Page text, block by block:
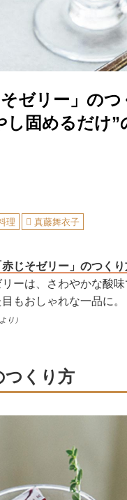
ゼリー」の
し固めるだけ
理 真藤舞衣子
赤じそゼリー」のつく
ーは、さわやかな酸
もおしゃれな一品に。
り）
つくり方